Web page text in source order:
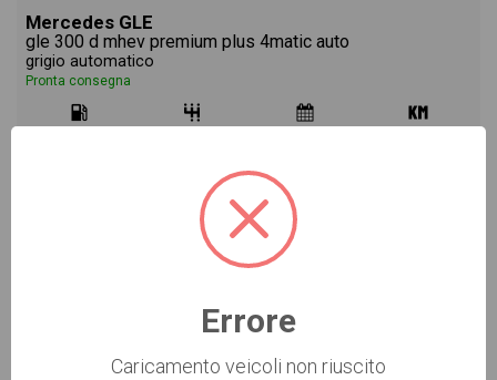
Mercedes GLE
gle 300 d mhev premium plus 4matic auto
grigio automatico
Pronta consegna
Vai alla scheda >>
Errore
Caricamento veicoli non riuscito